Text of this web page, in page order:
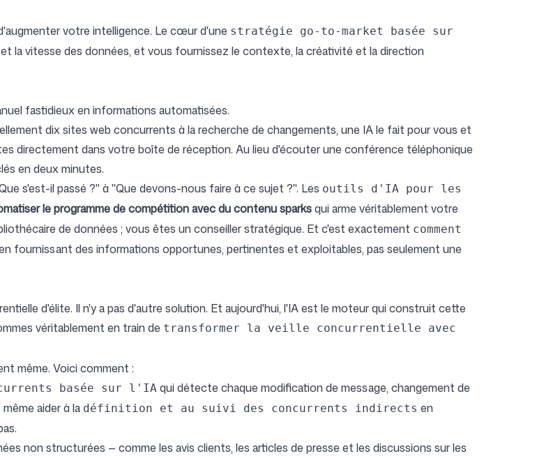
votre intelligence. Le cœur d'une stratégie go-to-market basée sur
la vitesse des données, et vous fournissez le contexte, la créativité et la direction
fastidieux en informations automatisées.
dix sites web concurrents à la recherche de changements, une IA le fait pour vous et
directement dans votre boîte de réception. Au lieu d'écouter une conférence téléphonique
en deux minutes.
s'est-il passé ?" à "Que devons-nous faire à ce sujet ?". Les outils d'IA pour les
le programme de compétition avec du contenu sparksqui arme véritablement votre
de données ; vous êtes un conseiller stratégique. Et c'est exactement comment
fournissant des informations opportunes, pertinentes et exploitables, pas seulement une
d'élite. Il n'y a pas d'autre solution. Et aujourd'hui, l'IA est le moteur qui construit cette
véritablement en train de transformer la veille concurrentielle avec
même. Voici comment :
basée sur l'IA qui détecte chaque modification de message, changement de
aider à la définition et au suivi des concurrents indirects en
non structurées — comme les avis clients, les articles de presse et les discussions sur les